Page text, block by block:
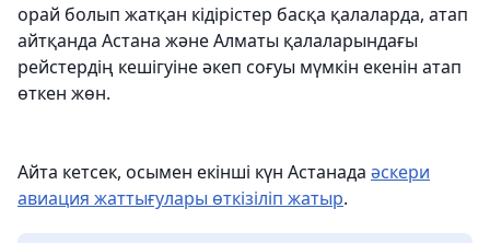
орай болып жатқан кідірістер басқа қалаларда, атап
айтқанда Астана және Алматы қалаларындағы
рейстердің кешігуіне әкеп соғуы мүмкін екенін атап
өткен жөн.
Айта кетсек, осымен екінші күн Астанада әскери
авиация жаттығулары өткізіліп жатыр.